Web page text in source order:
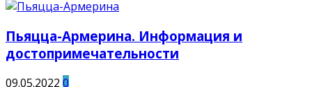
Пьяцца-Армерина. Информация и
достопримечательности
09.05.2022 0